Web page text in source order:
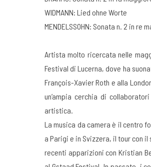
WIDMANN: Lied ohne Worte
MENDELSSOHN: Sonata n. 2 in re
Artista molto ricercata nelle
Festival di Lucerna, dove ha
François-Xavier Roth e alla
un’ampia cerchia di
artistica.
La musica da camera è il centro
a Parigi e in Svizzera, il tour con
recenti apparizioni con Kristian